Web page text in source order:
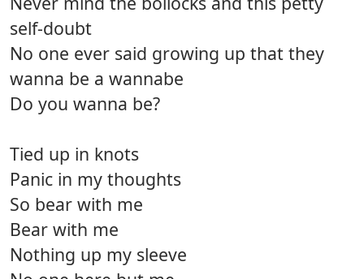
self-doubt
No one ever said growing up that they
wanna be a wannabe
Do you wanna be?
Tied up in knots
Panic in my thoughts
So bear with me
Bear with me
Nothing up my sleeve